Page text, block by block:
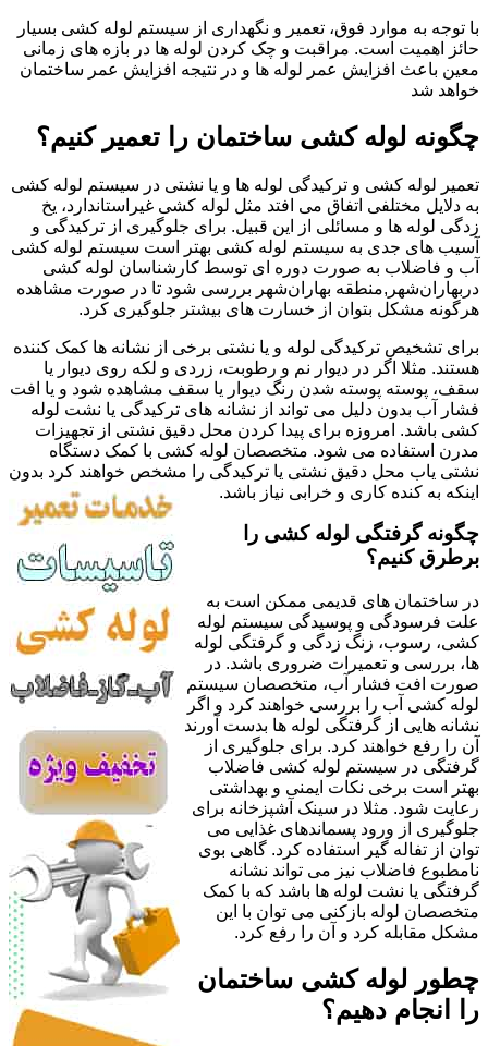
با توجه به موارد فوق، تعمیر و نگهداری از سیستم لوله کشی بسیار
حائز اهمیت است. مراقبت و چک کردن لوله ها در بازه های زمانی
معین باعث افزایش عمر لوله ها و در نتیجه افزایش عمر ساختمان
خواهد شد
چگونه لوله کشی ساختمان را تعمیر کنیم؟
تعمیر لوله کشی و ترکیدگی لوله ها و یا نشتی در سیستم لوله کشی
به دلایل مختلفی اتفاق می افتد مثل لوله کشی غیراستاندارد، یخ
زدگی لوله ها و مسائلی از این قبیل. برای جلوگیری از ترکیدگی و
آسیب های جدی به سیستم لوله کشی بهتر است سیستم لوله کشی
آب و فاضلاب به صورت دوره ای توسط کارشناسان لوله کشی
دربهاران‌شهر,منطقه بهاران‌شهر بررسی شود تا در صورت مشاهده
هرگونه مشکل بتوان از خسارت های بیشتر جلوگیری کرد.
برای تشخیص ترکیدگی لوله و یا نشتی برخی از نشانه ها کمک کننده
هستند. مثلا اگر در دیوار نم و رطوبت، زردی و لکه روی دیوار یا
سقف، پوسته پوسته شدن رنگ دیوار یا سقف مشاهده شود و یا افت
فشار آب بدون دلیل می تواند از نشانه های ترکیدگی یا نشت لوله
کشی باشد. امروزه برای پیدا کردن محل دقیق نشتی از تجهیزات
مدرن استفاده می شود. متخصصان لوله کشی با کمک دستگاه
نشتی یاب محل دقیق نشتی یا ترکیدگی را مشخص خواهند کرد بدون
اینکه به کنده کاری و خرابی نیاز باشد.
چگونه گرفتگی لوله کشی را
برطرق کنیم؟
در ساختمان های قدیمی ممکن است به
علت فرسودگی و پوسیدگی سیستم لوله
کشی، رسوب، زنگ زدگی و گرفتگی لوله
ها، بررسی و تعمیرات ضروری باشد. در
صورت افت فشار آب، متخصصان سیستم
لوله کشی آب را بررسی خواهند کرد و اگر
نشانه هایی از گرفتگی لوله ها بدست آورند
آن را رفع خواهند کرد. برای جلوگیری از
گرفتگی در سیستم لوله کشی فاضلاب
بهتر است برخی نکات ایمنی و بهداشتی
رعایت شود. مثلا در سینک آشپزخانه برای
جلوگیری از ورود پسماندهای غذایی می
توان از تفاله گیر استفاده کرد. گاهی بوی
نامطبوع فاضلاب نیز می تواند نشانه
گرفتگی یا نشت لوله ها باشد که با کمک
متخصصان لوله بازکنی می توان با این
مشکل مقابله کرد و آن را رفع کرد.
چطور لوله کشی ساختمان
را انجام دهیم؟